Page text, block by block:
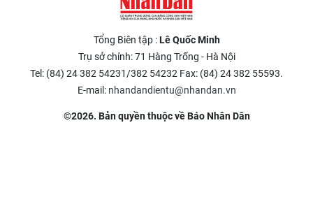
Tổng Biên tập :Lê Quốc Minh
Trụ sở chính: 71 Hàng Trống - Hà Nội
Tel: (84) 24 382 54231/382 54232 Fax: (84) 24 382 55593.
E-mail: nhandandientu@nhandan.vn
©2026. Bản quyền thuộc về Báo Nhân Dân